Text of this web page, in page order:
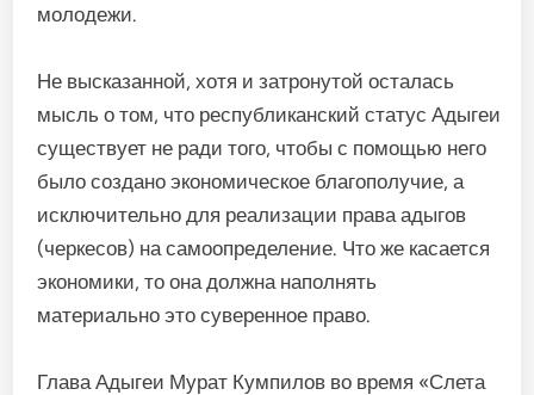
молодежи.
Не высказанной, хотя и затронутой осталась
мысль о том, что республиканский статус Адыгеи
существует не ради того, чтобы с помощью него
было создано экономическое благополучие, а
исключительно для реализации права адыгов
(черкесов) на самоопределение. Что же касается
экономики, то она должна наполнять
материально это суверенное право.
Глава Адыгеи Мурат Кумпилов во время «Слета